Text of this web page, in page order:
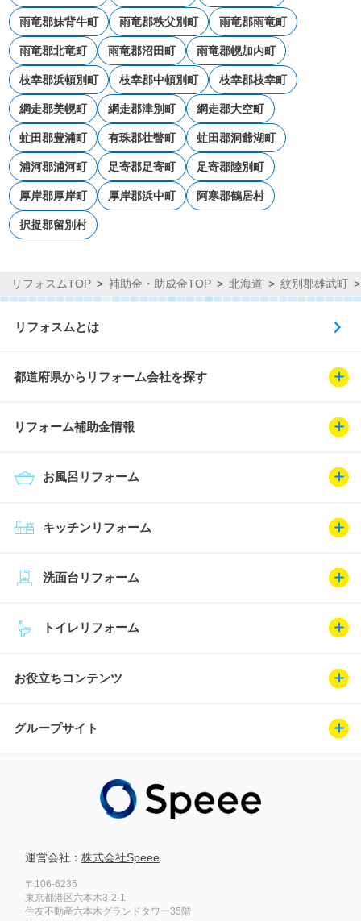
雨竜郡妹背牛町 雨竜郡秩父別町 雨竜郡雨竜町
雨竜郡北竜町 雨竜郡沼田町 雨竜郡幌加内町
枝幸郡浜頓別町 枝幸郡中頓別町 枝幸郡枝幸町
網走郡美幌町 網走郡津別町 網走郡大空町
虻田郡豊浦町 有珠郡壮瞥町 虻田郡洞爺湖町
浦河郡浦河町 足寄郡足寄町 足寄郡陸別町
厚岸郡厚岸町 厚岸郡浜中町 阿寒郡鶴居村
択捉郡留別村
リフォスムTOP 補助金・助成金TOP 北海道 紋別郡雄武町
リフォスムとは
都道府県からリフォーム会社を探す
リフォーム補助金情報
キッチンリフォーム
お風呂リフォーム
トイレリフォーム
洗面台リフォーム
お役立ちコンテンツ
グループサイト
運営会社： 株式会社Speee
〒106-6235
東京都港区六本木3-2-1
住友不動産六本木グランドタワー35階